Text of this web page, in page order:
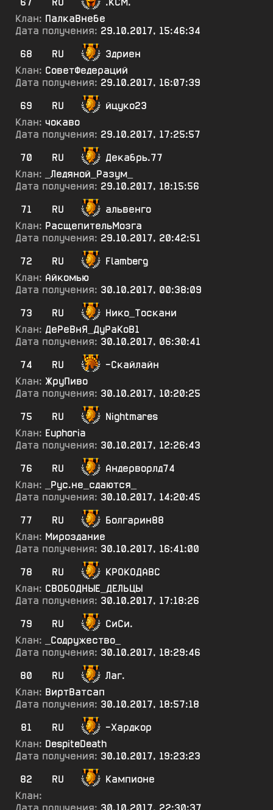
Клан: ПалкаВнебе
Дата получения: 29.10.2017, 15:46:34
68
RU
Эдриен
Клан: СоветФедераций
Дата получения: 29.10.2017, 16:07:39
69
RU
йцуко23
Клан: чокаво
Дата получения: 29.10.2017, 17:25:57
70
RU
Декабрь.77
Клан:
_Ледяной_Разум_
Дата получения: 29.10.2017, 18:15:56
71
RU
альвенго
Клан: РасщепительМозга
Дата получения: 29.10.2017, 20:42:51
72
RU
Flamberg
Клан: Айкомью
Дата получения: 30.10.2017, 00:38:09
73
RU
Нико_Тоскани
Клан: ДеРеВнЯ_ДуРаКоВ1
Дата получения: 30.10.2017, 06:30:41
74
RU
-Скайлайн
Клан: ЖруПиво
Дата получения: 30.10.2017, 10:20:25
75
RU
Nightmares
Клан: Euphoria
Дата получения: 30.10.2017, 12:26:43
76
RU
Андерворлд74
Клан:
_Рус.не_сдаются_
Дата получения: 30.10.2017, 14:20:45
77
RU
Болгарин88
Клан: Мироздание
Дата получения: 30.10.2017, 16:41:00
78
RU
КРОКОДАВС
Клан: СВОБОДНЫЕ_ДЕЛЬЦЫ
Дата получения: 30.10.2017, 17:18:26
79
RU
СиСи.
Клан:
_Содружество_
Дата получения: 30.10.2017, 18:29:46
80
RU
Лаг.
Клан: ВиртВатсап
Дата получения: 30.10.2017, 18:57:18
81
RU
-Хардкор
Клан: DespiteDeath
Дата получения: 30.10.2017, 19:23:23
82
RU
Кампионе
Клан: